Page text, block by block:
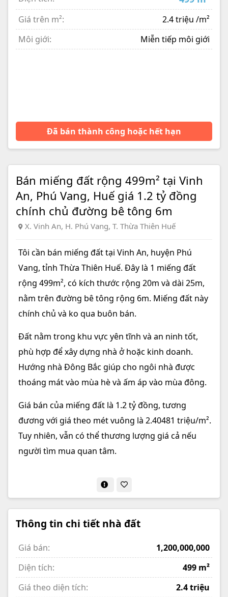
Giá trên m²:
2.4 triệu /m²
Môi giới:
Miễn tiếp môi giới
Đã bán thành công hoặc hết hạn
Bán miếng đất rộng 499m² tại Vinh
An, Phú Vang, Huế giá 1.2 tỷ đồng
chính chủ đường bê tông 6m
X. Vinh An, H. Phú Vang, T. Thừa Thiên Huế
Tôi cần bán miếng đất tại Vinh An, huyện Phú
Vang, tỉnh Thừa Thiên Huế. Đây là 1 miếng đất
rộng 499m², có kích thước rộng 20m và dài 25m,
nằm trên đường bê tông rộng 6m. Miếng đất này
chính chủ và ko qua buôn bán.
Đất nằm trong khu vực yên tĩnh và an ninh tốt,
phù hợp để xây dựng nhà ở hoặc kinh doanh.
Hướng nhà Đông Bắc giúp cho ngôi nhà được
thoáng mát vào mùa hè và ấm áp vào mùa đông.
Giá bán của miếng đất là 1.2 tỷ đồng, tương
đương với giá theo mét vuông là 2.40481 triệu/m².
Tuy nhiên, vẫn có thể thương lượng giá cả nếu
người tìm mua quan tâm.
Thông tin chi tiết nhà đất
Giá bán:
1,200,000,000
Diện tích:
499 m²
Giá theo diện tích:
2.4 triệu